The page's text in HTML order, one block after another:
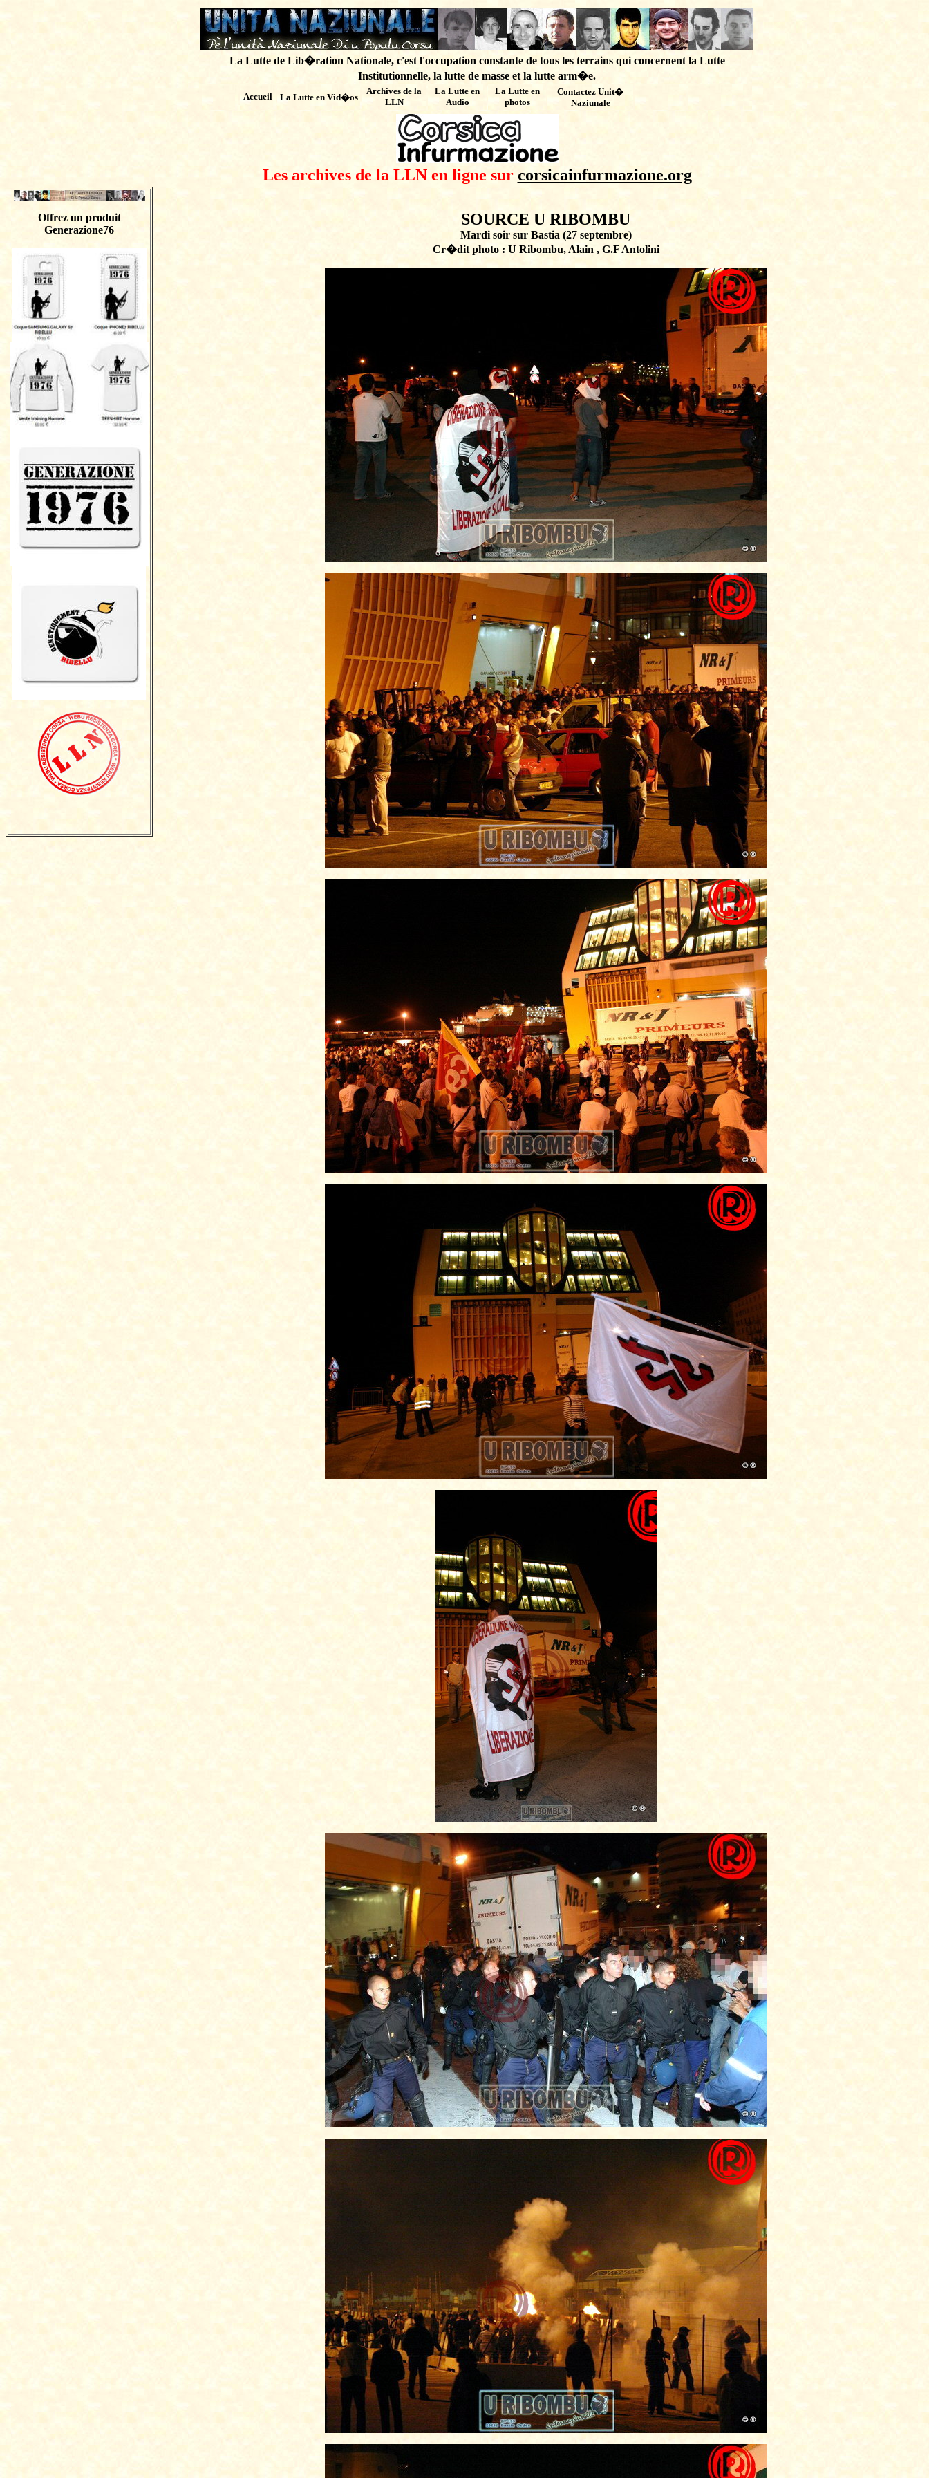
La Lutte de Lib�ration Nationale, c'est l'occupation constante de tous les terrains qui concernent la Lutte
Institutionnelle, la lutte de masse et la lutte arm�e.
Accueil La Lutte en Vid�os
Archives de la
LLN
La Lutte en
Audio
La Lutte en
photos
Contactez Unit�
Naziunale
Les archives de la LLN en ligne sur corsicainfurmazione.org
Offrez un produit
Generazione76
SOURCE U RIBOMBU
Mardi soir sur Bastia (27 septembre)
Cr�dit photo : U Ribombu, Alain , G.F Antolini